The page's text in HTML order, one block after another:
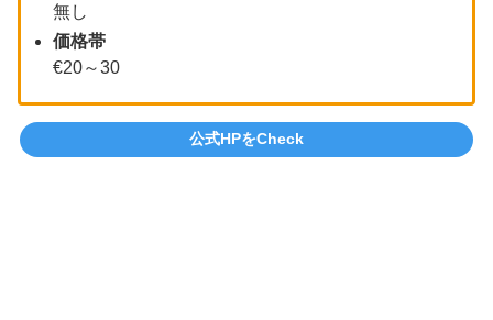
無し
価格帯
€20～30
公式HPをCheck